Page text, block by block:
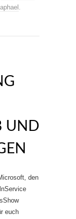
.
UND
den
euch